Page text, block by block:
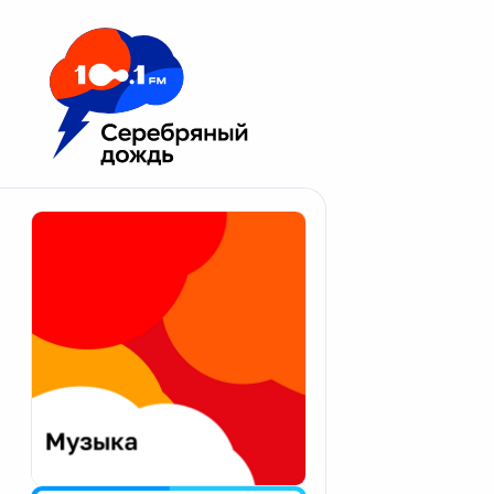
Москва 100.1 FM
Апатиты
Екатеринбург
Калининград
Калуга